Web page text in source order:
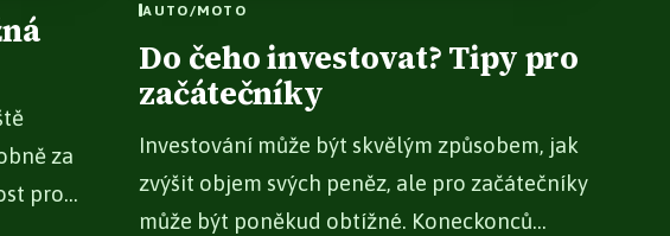
za
pro
Do čeho investovat? Tipy pro
začátečníky
Investování může být skvělým způsobem, jak
zvýšit objem svých peněz, ale pro začátečníky
může být poněkud obtížné. Koneckonců...
AUTO/MOTO